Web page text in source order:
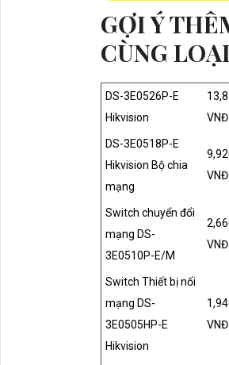
GỢI Ý
CÙNG
DS-3E0526P-E
Hikvision
VNĐ
DS-3E0518P-E
Hikvision Bộ chia
mạng
VNĐ
Switch chuyển đổi
mạng DS-
3E0510P-E/M
VNĐ
Switch Thiết bị nối
mạng DS-
3E0505HP-E
Hikvision
VNĐ